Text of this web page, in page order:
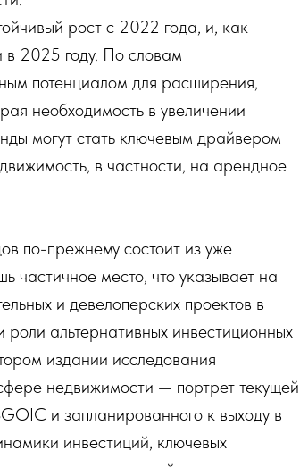
рост с 2022 года, и, как
в 2025 году. По словам
потенциалом для расширения,
необходимость в увеличении
могут стать ключевым драйвером
в частности, на арендное
по-прежнему состоит из уже
частичное место, что указывает на
и девелоперских проектов в
роли альтернативных инвестиционных
издании исследования
недвижимости — портрет текущей
и запланированного к выходу в
инвестиций, ключевых